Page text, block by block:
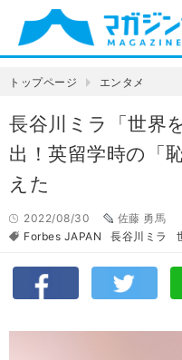
トップページ エンタメ
長谷川ミラ「世界
出！英留学時の「
えた
2022/08/30
佐藤 勇馬
Forbes JAPAN
長谷川ミラ